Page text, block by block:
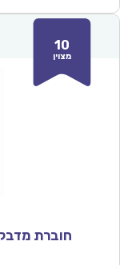
10
מצוין
חוברת